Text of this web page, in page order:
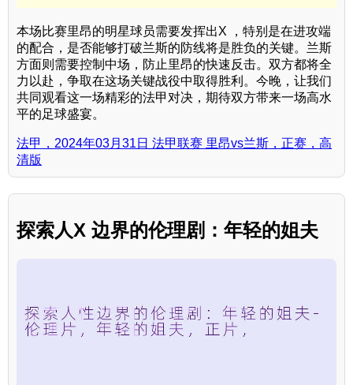
本场比赛里昂的明星球员需要发挥出X ，特别是在进攻端
的配合，是否能够打破兰斯的防线将是胜负的关键。兰斯
方面则需要控制中场，防止里昂的快速反击。双方都将全
力以赴，争取在这场关键战役中取得胜利。今晚，让我们
共同观看这一场精彩的法甲对决，期待双方带来一场高水
平的足球盛宴。
法甲，2024年03月31日 法甲联赛 里昂vs兰斯，正赛，高
清版
探索人X 边界的伦理剧：年轻的姐夫